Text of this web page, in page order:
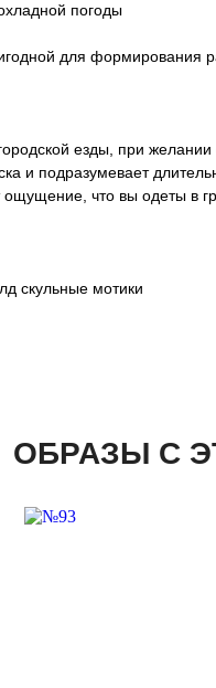
погоды
для формирования
езды, при
и подразумевает
ощущение, что вы одеты в
скульные мотики
ОБРАЗЫ С